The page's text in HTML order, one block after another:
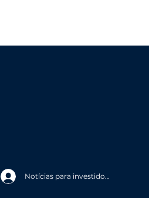
Notícias para investidores